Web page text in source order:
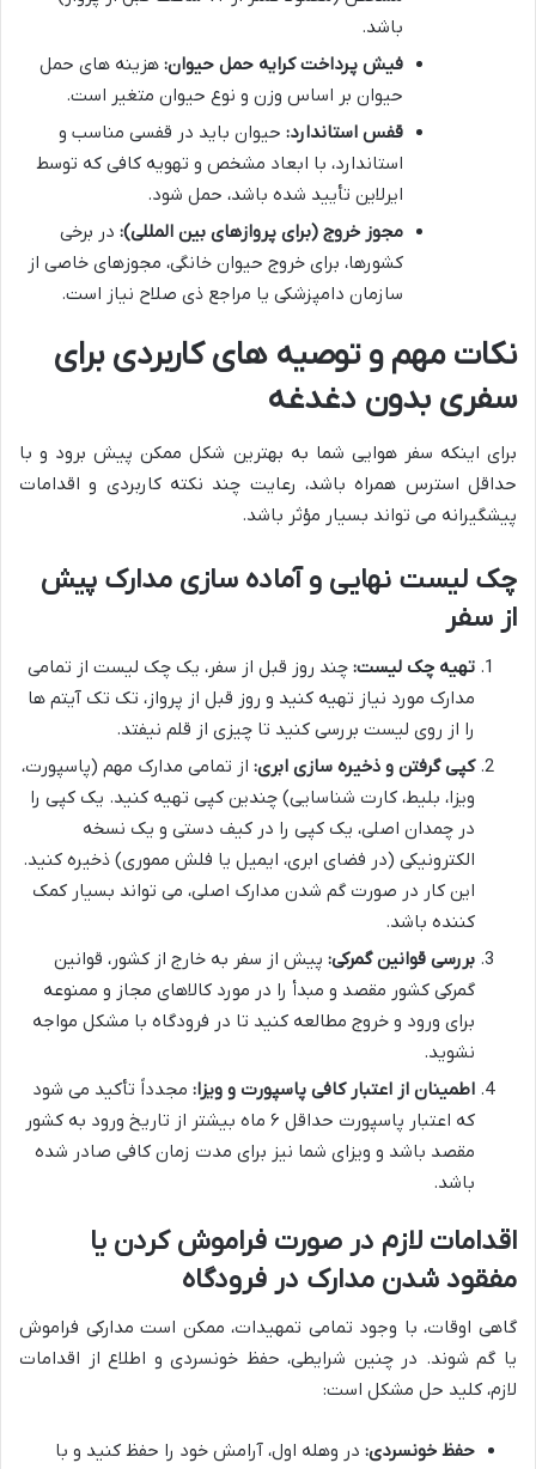
باشد.
فیش پرداخت کرایه حمل حیوان: هزینه های حمل
حیوان بر اساس وزن و نوع حیوان متغیر است.
قفس استاندارد: حیوان باید در قفسی مناسب و
استاندارد، با ابعاد مشخص و تهویه کافی که توسط
ایرلاین تأیید شده باشد، حمل شود.
مجوز خروج (برای پروازهای بین المللی): در برخی
کشورها، برای خروج حیوان خانگی، مجوزهای خاصی از
سازمان دامپزشکی یا مراجع ذی صلاح نیاز است.
نکات مهم و توصیه های کاربردی برای
سفری بدون دغدغه
برای اینکه سفر هوایی شما به بهترین شکل ممکن پیش برود و با
حداقل استرس همراه باشد، رعایت چند نکته کاربردی و اقدامات
پیشگیرانه می تواند بسیار مؤثر باشد.
چک لیست نهایی و آماده سازی مدارک پیش
از سفر
تهیه چک لیست: چند روز قبل از سفر، یک چک لیست از تمامی
مدارک مورد نیاز تهیه کنید و روز قبل از پرواز، تک تک آیتم ها
را از روی لیست بررسی کنید تا چیزی از قلم نیفتد.
کپی گرفتن و ذخیره سازی ابری: از تمامی مدارک مهم (پاسپورت،
ویزا، بلیط، کارت شناسایی) چندین کپی تهیه کنید. یک کپی را
در چمدان اصلی، یک کپی را در کیف دستی و یک نسخه
الکترونیکی (در فضای ابری، ایمیل یا فلش مموری) ذخیره کنید.
این کار در صورت گم شدن مدارک اصلی، می تواند بسیار کمک
کننده باشد.
بررسی قوانین گمرکی: پیش از سفر به خارج از کشور، قوانین
گمرکی کشور مقصد و مبدأ را در مورد کالاهای مجاز و ممنوعه
برای ورود و خروج مطالعه کنید تا در فرودگاه با مشکل مواجه
نشوید.
اطمینان از اعتبار کافی پاسپورت و ویزا: مجدداً تأکید می شود
که اعتبار پاسپورت حداقل ۶ ماه بیشتر از تاریخ ورود به کشور
مقصد باشد و ویزای شما نیز برای مدت زمان کافی صادر شده
باشد.
اقدامات لازم در صورت فراموش کردن یا
مفقود شدن مدارک در فرودگاه
گاهی اوقات، با وجود تمامی تمهیدات، ممکن است مدارکی فراموش
یا گم شوند. در چنین شرایطی، حفظ خونسردی و اطلاع از اقدامات
لازم، کلید حل مشکل است:
حفظ خونسردی: در وهله اول، آرامش خود را حفظ کنید و با